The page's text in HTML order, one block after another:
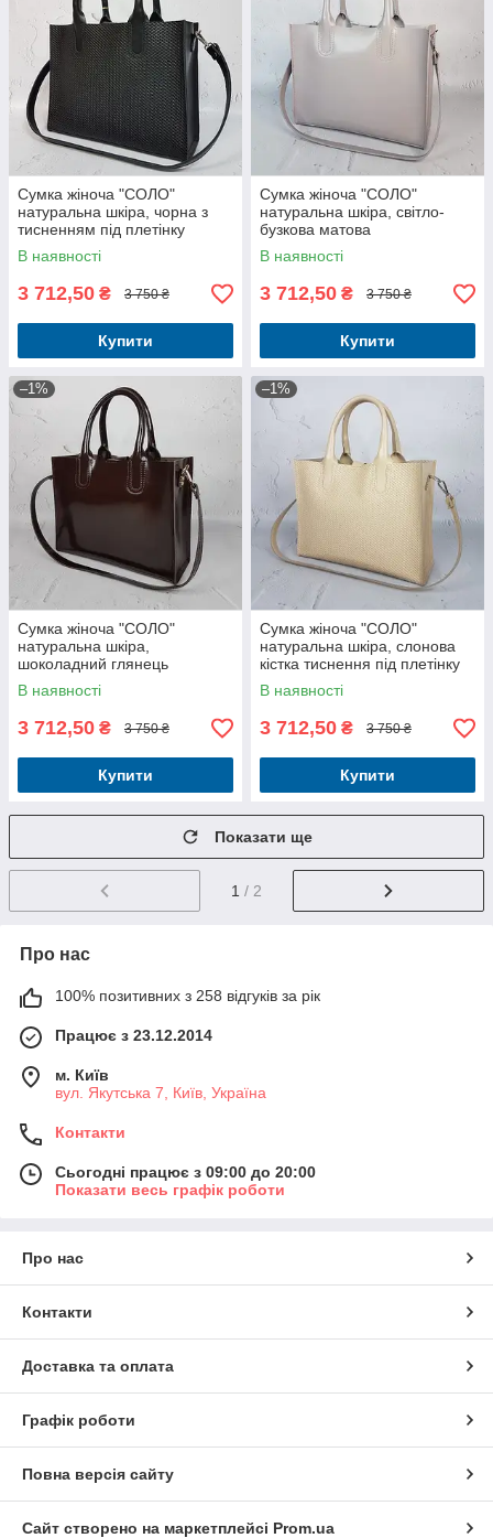
Сумка жіноча "СОЛО"
натуральна шкіра, чорна з
тисненням під плетінку
В наявності
3 712,50 ₴ 3 750 ₴
Купити
Сумка жіноча "СОЛО"
натуральна шкіра, світло-
бузкова матова
В наявності
3 712,50 ₴ 3 750 ₴
Купити
–1%
Сумка жіноча "СОЛО"
натуральна шкіра,
шоколадний глянець
В наявності
3 712,50 ₴ 3 750 ₴
Купити
–1%
Сумка жіноча "СОЛО"
натуральна шкіра, слонова
кістка тиснення під плетінку
В наявності
3 712,50 ₴ 3 750 ₴
Купити
Показати ще
1 / 2
Про нас
100% позитивних з 258 відгуків за рік
Працює з 23.12.2014
м. Київ
вул. Якутська 7, Київ, Україна
Контакти
Сьогодні працює з 09:00 до 20:00
Показати весь графік роботи
Про нас
Контакти
Доставка та оплата
Графік роботи
Повна версія сайту
Сайт створено на маркетплейсі Prom.ua